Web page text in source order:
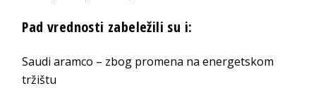
Pad vrednosti zabeležili su i:
Saudi aramco – zbog promena na energetskom
tržištu